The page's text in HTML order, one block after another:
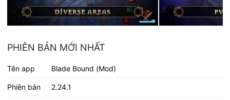
PHIÊN BẢN MỚI NHẤT
Tên app Blade Bound (Mod)
Phiên bản 2.24.1